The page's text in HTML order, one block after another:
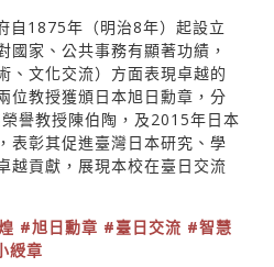
自1875年（明治8年）起設立
國家、公共事務有顯著功績，
、文化交流）方面表現卓越的
位教授獲頒日本旭日勳章，分
譽教授陳伯陶，及2015年日本
表彰其促進臺灣日本研究、學
越貢獻，展現本校在臺日交流
#旭日勳章 #臺日交流 #智慧
綬章